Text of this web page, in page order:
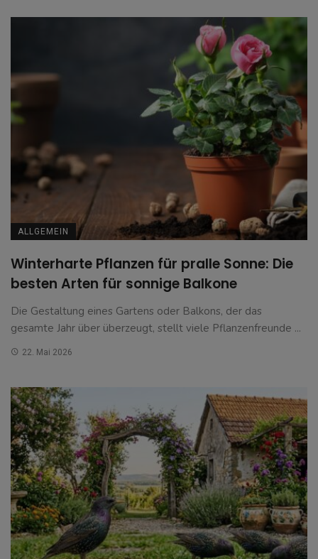
ALLGEMEIN
Winterharte Pflanzen für pralle Sonne: Die
besten Arten für sonnige Balkone
Die Gestaltung eines Gartens oder Balkons, der das
gesamte Jahr über überzeugt, stellt viele Pflanzenfreunde ...
22. Mai 2026